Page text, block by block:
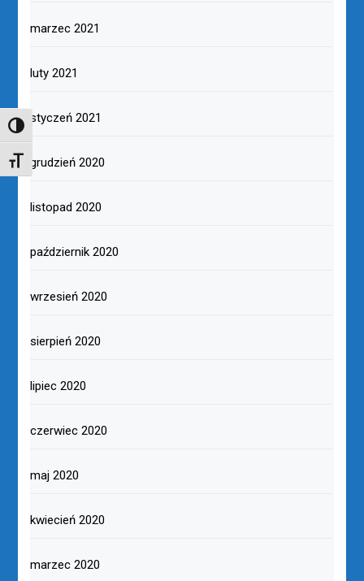
TOGGLE HIGH CONTRAST
TOGGLE FONT SIZE
marzec 2021
luty 2021
styczeń 2021
grudzień 2020
listopad 2020
październik 2020
wrzesień 2020
sierpień 2020
lipiec 2020
czerwiec 2020
maj 2020
kwiecień 2020
marzec 2020